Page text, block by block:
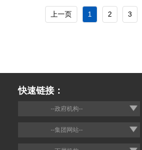
上一页 1 2 3
快速链接：
--政府机构--
--集团网站--